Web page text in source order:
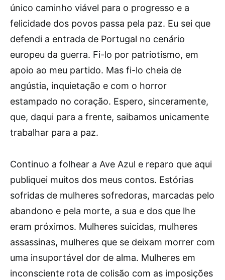
único caminho viável para o progresso e a
felicidade dos povos passa pela paz. Eu sei que
defendi a entrada de Portugal no cenário
europeu da guerra. Fi-lo por patriotismo, em
apoio ao meu partido. Mas fi-lo cheia de
angústia, inquietação e com o horror
estampado no coração. Espero, sinceramente,
que, daqui para a frente, saibamos unicamente
trabalhar para a paz.
Continuo a folhear a Ave Azul e reparo que aqui
publiquei muitos dos meus contos. Estórias
sofridas de mulheres sofredoras, marcadas pelo
abandono e pela morte, a sua e dos que lhe
eram próximos. Mulheres suicidas, mulheres
assassinas, mulheres que se deixam morrer com
uma insuportável dor de alma. Mulheres em
inconsciente rota de colisão com as imposições